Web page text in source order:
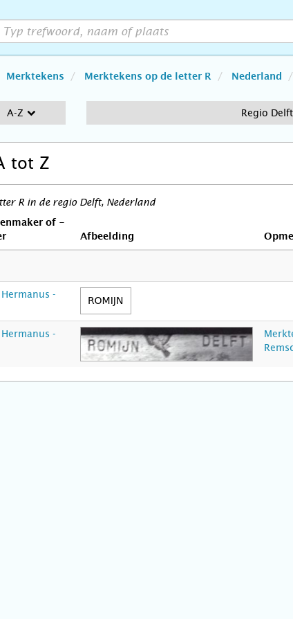
Merktekens Merktekens op de letter R Nederland
A-Z Regio Delft
tot Z
R in de regio Delft, Nederland
of -
Afbeelding
-
-